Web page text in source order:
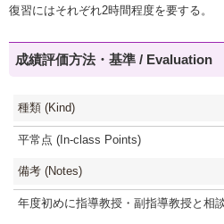
復習にはそれぞれ2時間程度を要する。
成績評価方法・基準 / Evaluation
種類 (Kind)
平常点 (In-class Points)
備考 (Notes)
年度初めに指導教授・副指導教授と相